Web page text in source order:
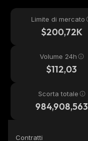
Limite di mercato
$200,72K
Volume 24h
$112,03
Scorta totale
984,908,563
Contratti